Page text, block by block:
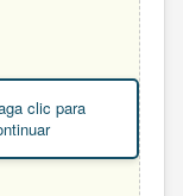
clic para